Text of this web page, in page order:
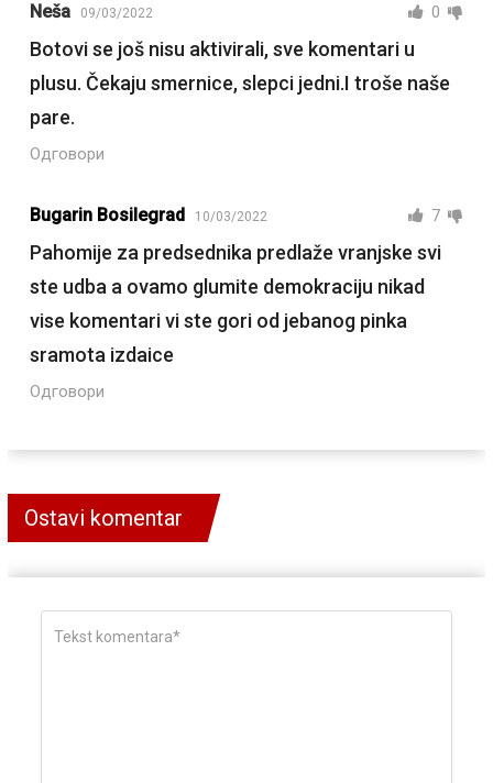
Neša 09/03/2022 0
Botovi se još nisu aktivirali, sve komentari u
plusu. Čekaju smernice, slepci jedni.I troše naše
pare.
Одговори
Bugarin Bosilegrad 10/03/2022 7
Pahomije za predsednika predlaže vranjske svi
ste udba a ovamo glumite demokraciju nikad
vise komentari vi ste gori od jebanog pinka
sramota izdaice
Одговори
Ostavi komentar